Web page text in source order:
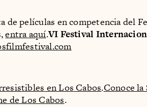
de películas en competencia del
entra aquí.VI Festival
en Los Cabos.Conoce la
de Los Cabos.